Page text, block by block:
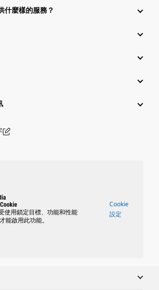
什麼樣的服務？
使用鎖定目標、功能和性能
能啟用此功能。
Cookie
設定